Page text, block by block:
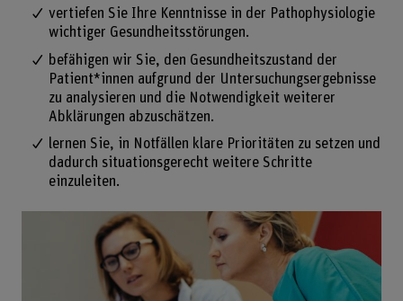
vertiefen Sie Ihre Kenntnisse in der Pathophysiologie
wichtiger Gesundheitsstörungen.
befähigen wir Sie, den Gesundheitszustand der
Patient*innen aufgrund der Untersuchungsergebnisse
zu analysieren und die Notwendigkeit weiterer
Abklärungen abzuschätzen.
lernen Sie, in Notfällen klare Prioritäten zu setzen und
dadurch situationsgerecht weitere Schritte
einzuleiten.